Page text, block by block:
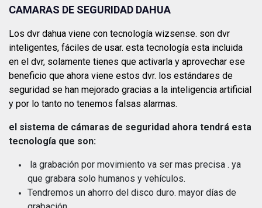
CAMARAS DE SEGURIDAD DAHUA
Los dvr dahua viene con tecnología wizsense. son dvr
inteligentes, fáciles de usar. esta tecnología esta incluida
en el dvr, solamente tienes que activarla y aprovechar ese
beneficio que ahora viene estos dvr. los estándares de
seguridad se han mejorado gracias a la inteligencia artificial
y por lo tanto no tenemos falsas alarmas.
el sistema de cámaras de seguridad ahora tendrá esta
tecnología que son:
la grabación por movimiento va ser mas precisa . ya
que grabara solo humanos y vehículos.
Tendremos un ahorro del disco duro. mayor días de